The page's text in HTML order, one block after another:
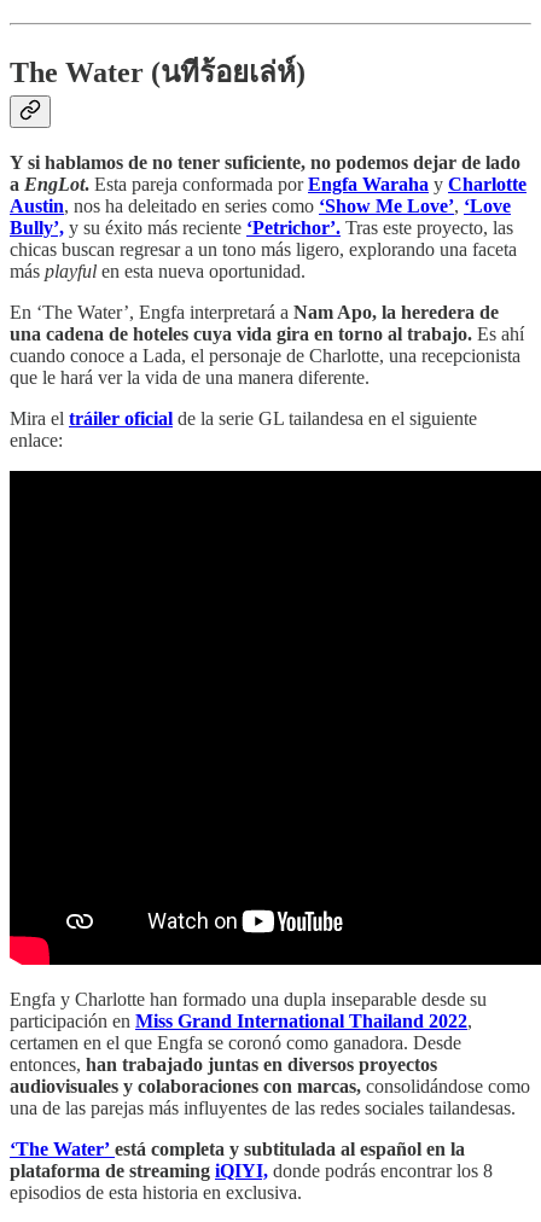
The Water (นทีร้อยเล่ห์)
Y si hablamos de no tener suficiente, no podemos dejar de lado
a EngLot. Esta pareja conformada porEngfa Waraha y Charlotte
Austin, nos ha deleitado en series como ‘Show Me Love’, ‘Love
Bully’, y su éxito más reciente ‘Petrichor’. Tras este proyecto, las
chicas buscan regresar a un tono más ligero, explorando una faceta
más playful en esta nueva oportunidad.
En ‘The Water’, Engfa interpretará a Nam Apo, la heredera de
una cadena de hoteles cuya vida gira en torno al trabajo. Es ahí
cuando conoce a Lada, el personaje de Charlotte, una recepcionista
que le hará ver la vida de una manera diferente.
Mira el tráiler oficial de la serie GL tailandesa en el siguiente
enlace:
Engfa y Charlotte han formado una dupla inseparable desde su
participación en Miss Grand International Thailand 2022,
certamen en el que Engfa se coronó como ganadora. Desde
entonces, han trabajado juntas en diversos proyectos
audiovisuales y colaboraciones con marcas, consolidándose como
una de las parejas más influyentes de las redes sociales tailandesas.
‘The Water’ está completa y subtitulada al español en la
plataforma de streaming iQIYI, donde podrás encontrar los 8
episodios de esta historia en exclusiva.